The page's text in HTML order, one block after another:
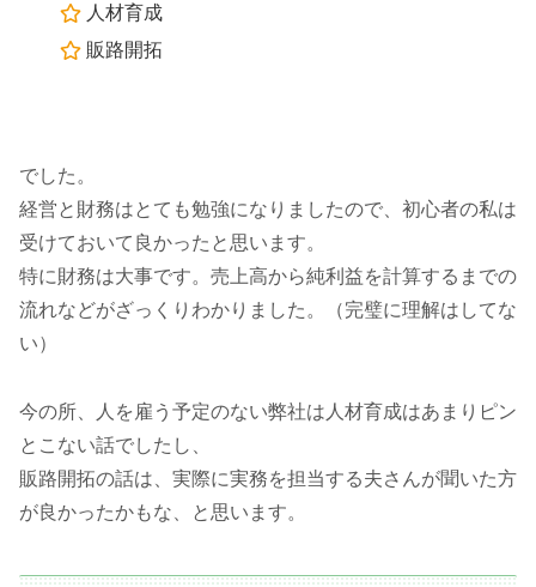
人材育成
販路開拓
でした。
経営と財務はとても勉強になりましたので、初心者の私は
受けておいて良かったと思います。
特に財務は大事です。売上高から純利益を計算するまでの
流れなどがざっくりわかりました。（完璧に理解はしてな
い）
今の所、人を雇う予定のない弊社は人材育成はあまりピン
とこない話でしたし、
販路開拓の話は、実際に実務を担当する夫さんが聞いた方
が良かったかもな、と思います。